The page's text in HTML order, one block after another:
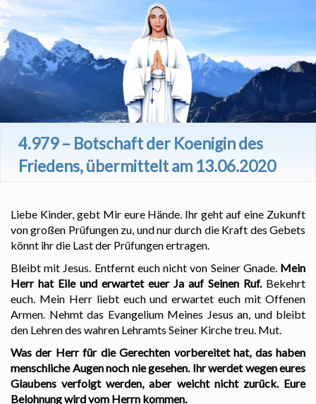
4.979 – Botschaft der Koenigin des
Friedens, übermittelt am 13.06.2020
Liebe Kinder, gebt Mir eure Hände. Ihr geht auf eine Zukunft
von großen Prüfungen zu, und nur durch die Kraft des Gebets
könnt ihr die Last der Prüfungen ertragen.
Bleibt mit Jesus. Entfernt euch nicht von Seiner Gnade. Mein
Herr hat Eile und erwartet euer Ja auf Seinen Ruf. Bekehrt
euch. Mein Herr liebt euch und erwartet euch mit Offenen
Armen. Nehmt das Evangelium Meines Jesus an, und bleibt
den Lehren des wahren Lehramts Seiner Kirche treu. Mut.
Was der Herr für die Gerechten vorbereitet hat, das haben
menschliche Augen noch nie gesehen. Ihr werdet wegen eures
Glaubens verfolgt werden, aber weicht nicht zurück. Eure
Belohnung wird vom Herrn kommen.